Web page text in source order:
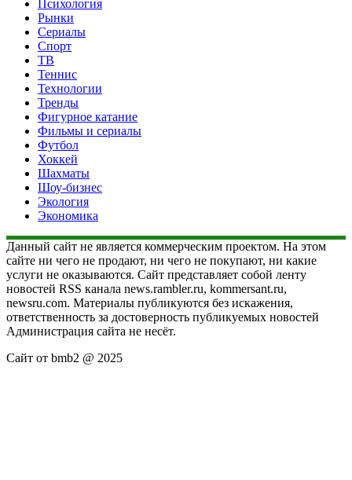
Психология
Рынки
Сериалы
Спорт
ТВ
Теннис
Технологии
Тренды
Фигурное катание
Фильмы и сериалы
Футбол
Хоккей
Шахматы
Шоу-бизнес
Экология
Экономика
Данный сайт не является коммерческим проектом. На этом
сайте ни чего не продают, ни чего не покупают, ни какие
услуги не оказываются. Сайт представляет собой ленту
новостей RSS канала news.rambler.ru, kommersant.ru,
newsru.com. Материалы публикуются без искажения,
ответственность за достоверность публикуемых новостей
Администрация сайта не несёт.
Сайт от bmb2 @ 2025